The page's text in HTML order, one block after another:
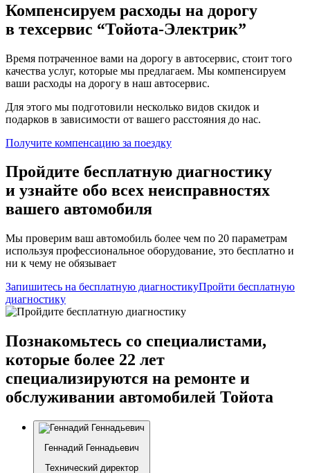
Компенсируем расходы на дорогу
в техсервис “Тойота-Электрик”
Время потраченное вами на дорогу в автосервис, стоит того
качества услуг, которые мы предлагаем. Мы компенсируем
ваши расходы на дорогу в наш автосервис.
Для этого мы подготовили несколько видов скидок и
подарков в зависимости от вашего расстояния до нас.
Получите компенсацию за поездку
Пройдите бесплатную диагностику
и узнайте обо всех неисправностях
вашего автомобиля
Мы проверим ваш автомобиль более чем по 20 параметрам
используя профессиональное оборудование, это бесплатно и
ни к чему не обязывает
Запишитесь на бесплатную диагностикуПройти бесплатную
диагностику
Познакомьтесь со специалистами,
которые более 22 лет
специализируются на ремонте и
обслуживании автомобилей Тойота
Геннадий Геннадьевич
Технический директор